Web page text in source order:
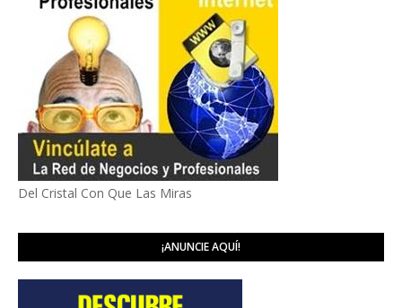
Del Cristal Con Que Las Miras
¡ANUNCIE AQUÍ!